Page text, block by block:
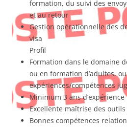
formation, du suivi des
et au retour
Gestion opérationnelle des
visa
Profil
Formation dans le domaine
ou en formation d’adultes, ou
expériences/compétences
Minimum 3 ans d’expérience
Excellente maîtrise des
Bonnes compétences